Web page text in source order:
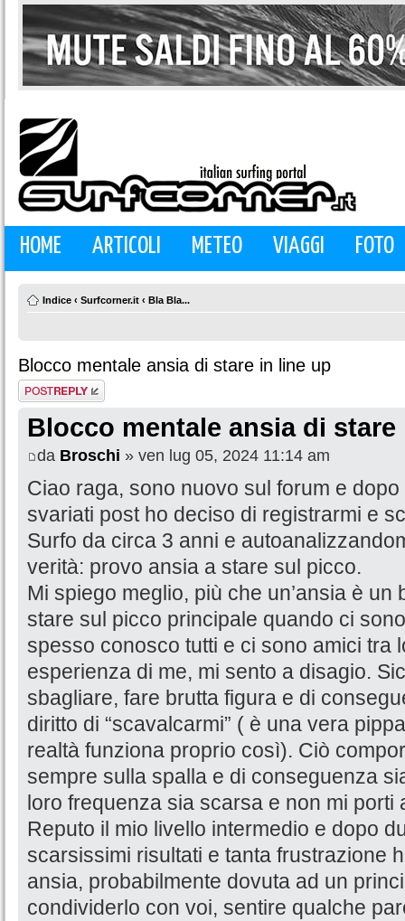
HOME ARTICOLI METEO VIAGGI FOTO
Indice ‹ Surfcorner.it ‹ Bla Bla...
Blocco mentale ansia di stare in line up
Rispondi al
messaggio
Blocco mentale ansia di
da Broschi » ven lug 05, 2024 11:14 am
Ciao raga, sono nuovo sul forum e
svariati post ho deciso di registrarmi e
Surfo da circa 3 anni e
verità: provo ansia a stare sul picco.
Mi spiego meglio, più che un’ansia è
stare sul picco principale quando ci
spesso conosco tutti e ci sono amici tra
esperienza di me, mi sento a disagio.
sbagliare, fare brutta figura e di
diritto di “scavalcarmi” ( è una vera
realtà funziona proprio così). Ciò
sempre sulla spalla e di conseguenza
loro frequenza sia scarsa e non mi porti
Reputo il mio livello intermedio e dopo
scarsissimi risultati e tanta frustrazione
ansia, probabilmente dovuta ad un
condividerlo con voi, sentire qualche